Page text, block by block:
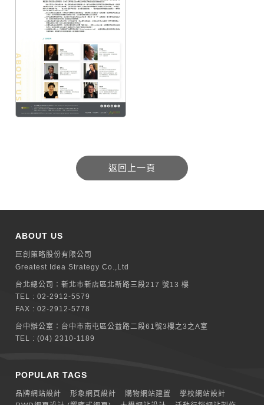
ABOUT US
巨創策略股份有限公司
Greatest Idea Strategy Co.,Ltd
台北總公司：新北巿新店區北新路三段217 號13 樓
TEL :02-2912-5579
FAX : 02-2912-5778
台中辦公室： 台中市南屯區公益路二段61號3樓之3之A室
TEL :(04) 2310-1189
POPULAR TAGS
品牌網站設計 形象網頁設計 購物網站建置
學校網站設計